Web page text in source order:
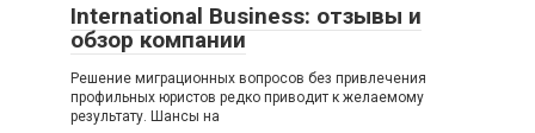
International Business: отзывы и
обзор компании
Решение миграционных вопросов без привлечения
профильных юристов редко приводит к желаемому
результату. Шансы на